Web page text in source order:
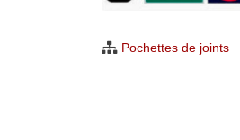
Pochettes de joints